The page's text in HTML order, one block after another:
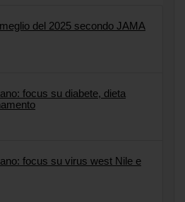
del 2025 secondo JAMA
focus su diabete, dieta
focus su virus west Nile e